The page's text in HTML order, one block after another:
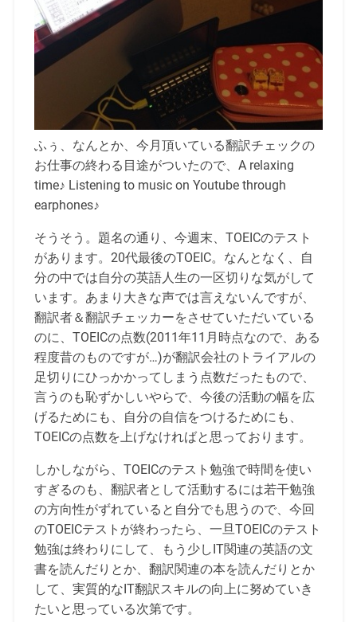
ふぅ、なんとか、今月頂いている翻訳チェックの
お仕事の終わる目途がついたので、A relaxing
time♪ Listening to music on Youtube through
earphones♪
そうそう。題名の通り、今週末、TOEICのテスト
があります。20代最後のTOEIC。なんとなく、自
分の中では自分の英語人生の一区切りな気がして
います。あまり大きな声では言えないんですが、
翻訳者＆翻訳チェッカーをさせていただいている
のに、TOEICの点数(2011年11月時点なので、ある
程度昔のものですが…)が翻訳会社のトライアルの
足切りにひっかかってしまう点数だったもので、
言うのも恥ずかしいやらで、今後の活動の幅を広
げるためにも、自分の自信をつけるためにも、
TOEICの点数を上げなければと思っております。
しかしながら、TOEICのテスト勉強で時間を使い
すぎるのも、翻訳者として活動するには若干勉強
の方向性がずれていると自分でも思うので、今回
のTOEICテストが終わったら、一旦TOEICのテスト
勉強は終わりにして、もう少しIT関連の英語の文
書を読んだりとか、翻訳関連の本を読んだりとか
して、実質的なIT翻訳スキルの向上に努めていき
たいと思っている次第です。